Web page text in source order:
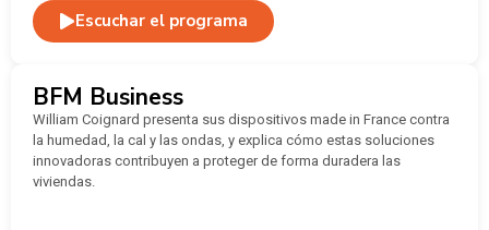
Escuchar el programa
BFM Business
William Coignard presenta sus dispositivos made in France contra
la humedad, la cal y las ondas, y explica cómo estas soluciones
innovadoras contribuyen a proteger de forma duradera las
viviendas.